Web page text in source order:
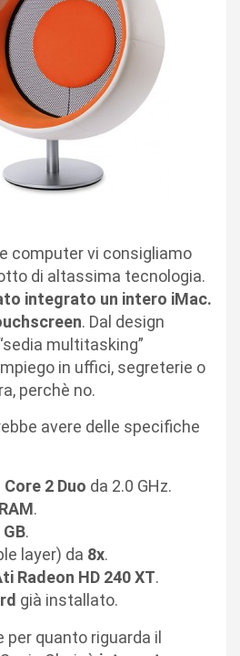
computer vi consigliamo
di altassima tecnologia.
integrato un intero iMac.
. Dal design
multitasking”
in uffici, segreterie o
perchè no.
avere delle specifiche
2 Duo da 2.0 GHz.
RAM.
.
layer) da 8x.
Radeon HD 240 XT.
già installato.
quanto riguarda il